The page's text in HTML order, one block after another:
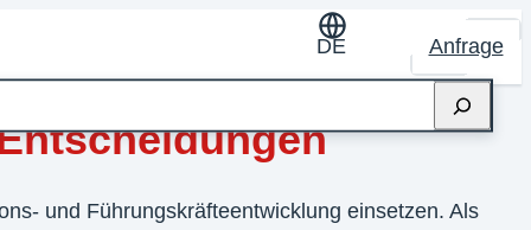
DE Anfrage
und Führungskräfteentwicklung einsetzen. Als